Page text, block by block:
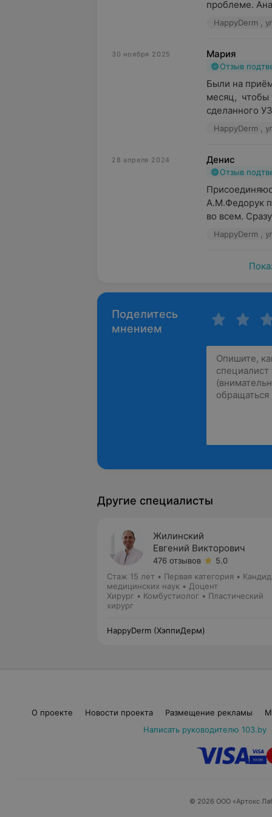
проблеме.
HappyDerm ,
30 ноября 2025 Мария
Отзыв
Были на
месяц,  чтобы
сделанного
HappyDerm ,
28 апреля 2024 Денис
Отзыв
А.М.Федорук
во всем.
HappyDerm ,
Поделитесь
мнением
Другие специалисты
Жилинский
Евгений Викторович
476 отзывов
5.0
Стаж 15 лет • Первая категория •
медицинских наук • Доцент
Хирург • Комбустиолог • Пластический
хирург
HappyDerm (ХэппиДерм)
О проекте Новости проекта Размещение рекламы
Написать руководителю 103.by
© 2026 ООО «Артокс